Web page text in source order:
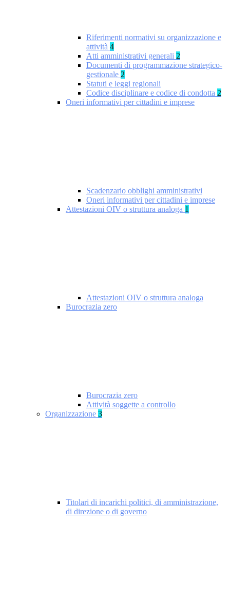
Riferimenti normativi su organizzazione e
attività 4
Atti amministrativi generali 2
Documenti di programmazione strategico-
gestionale 2
Statuti e leggi regionali
Codice disciplinare e codice di condotta 2
Oneri informativi per cittadini e imprese
Scadenzario obblighi amministrativi
Oneri informativi per cittadini e imprese
Attestazioni OIV o struttura analoga 1
Attestazioni OIV o struttura analoga
Burocrazia zero
Burocrazia zero
Attività soggette a controllo
Organizzazione 3
Titolari di incarichi politici, di amministrazione,
di direzione o di governo